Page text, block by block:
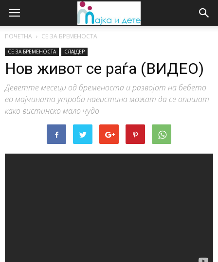
ПОЧЕТНА СЕ ЗА БРЕМЕНОСТА
СЕ ЗА БРЕМЕНОСТА СЛАЈДЕР
Нов живот се раѓа (ВИДЕО)
Деветте месеци од бременоста и развојот на бебето
во мајчината утроба навистина можат да се опишат
како вистинско мало чудо